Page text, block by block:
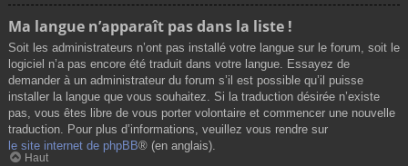
Ma langue n’apparaît pas dans la liste !
Soit les administrateurs n’ont pas installé votre langue sur le forum, soit le
logiciel n’a pas encore été traduit dans votre langue. Essayez de
demander à un administrateur du forum s’il est possible qu’il puisse
installer la langue que vous souhaitez. Si la traduction désirée n’existe
pas, vous êtes libre de vous porter volontaire et commencer une nouvelle
traduction. Pour plus d’informations, veuillez vous rendre sur
le site internet de phpBB® (en anglais).
Haut